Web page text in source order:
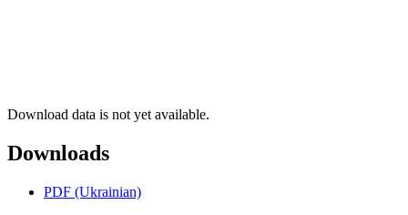
Download data is not yet available.
Downloads
PDF (Ukrainian)